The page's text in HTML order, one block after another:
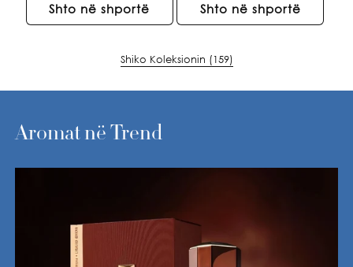
rregullt
Shto në shportë
rregullt
Shto në shportë
Shiko Koleksionin (159)
Aromat në Trend